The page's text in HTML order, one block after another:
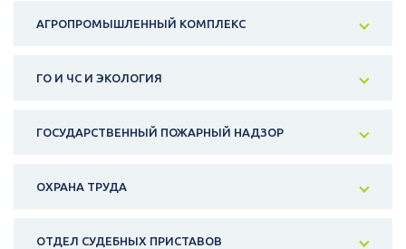
АГРОПРОМЫШЛЕННЫЙ КОМПЛЕКС
ГО И ЧС И ЭКОЛОГИЯ
ГОСУДАРСТВЕННЫЙ ПОЖАРНЫЙ НАДЗОР
ОХРАНА ТРУДА
ОТДЕЛ СУДЕБНЫХ ПРИСТАВОВ